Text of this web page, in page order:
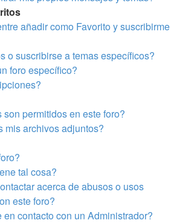
añadir como Favorito y suscribirme
o suscribirse a temas específicos?
foro específico?
permitidos en este foro?
mis archivos adjuntos?
tal cosa?
acerca de abusos o usos
este foro?
contacto con un Administrador?